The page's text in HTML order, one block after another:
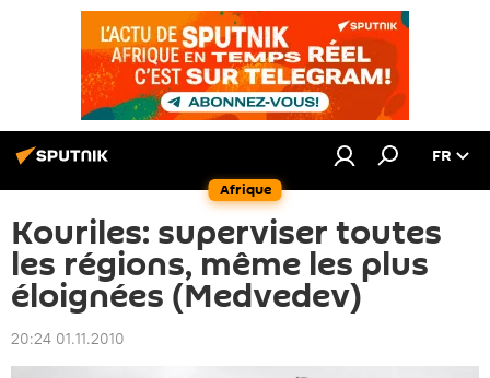
Afrique
FR
Kouriles: superviser toutes
les régions, même les plus
éloignées (Medvedev)
20:24 01.11.2010